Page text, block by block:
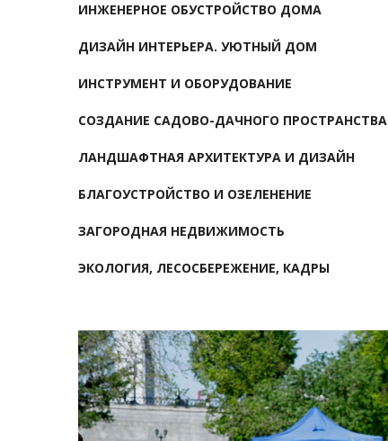
ИНЖЕНЕРНОЕ ОБУСТРОЙСТВО ДОМА
ДИЗАЙН ИНТЕРЬЕРА. УЮТНЫЙ ДОМ
ИНСТРУМЕНТ И ОБОРУДОВАНИЕ
СОЗДАНИЕ САДОВО-ДАЧНОГО ПРОСТРАНСТВА
ЛАНДШАФТНАЯ АРХИТЕКТУРА И ДИЗАЙН
БЛАГОУСТРОЙСТВО И ОЗЕЛЕНЕНИЕ
ЗАГОРОДНАЯ НЕДВИЖИМОСТЬ
ЭКОЛОГИЯ, ЛЕСОСБЕРЕЖЕНИЕ, КАДРЫ